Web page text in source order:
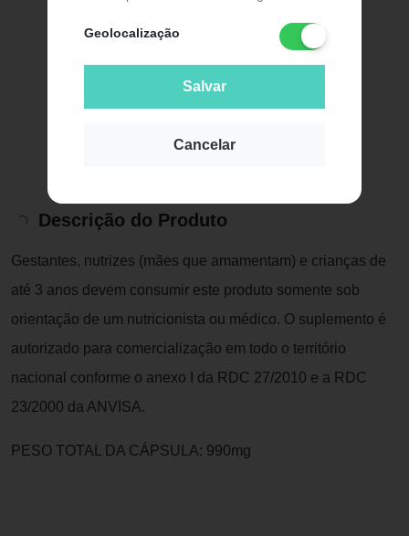
Geolocalização
Salvar
Cancelar
Descrição do Produto
Gestantes, nutrizes (mães que amamentam) e crianças de
até 3 anos devem consumir este produto somente sob
orientação de um nutricionista ou médico. O suplemento é
autorizado para comercialização em todo o território
nacional conforme o anexo I da RDC 27/2010 e a RDC
23/2000 da ANVISA.
PESO TOTAL DA CÁPSULA: 990mg